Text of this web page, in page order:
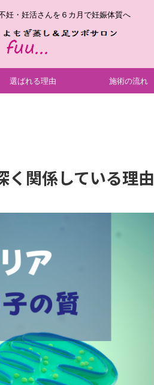
妊・妊活さんを６カ月で妊娠体質へ
選ばれる理由 施術の流れ
く関係している理由